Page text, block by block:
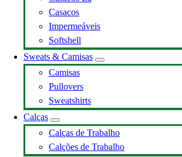
Casacos
Impermeáveis
Softshell
Sweats & Camisas
Camisas
Pullovers
Sweatshirts
Calças
Calças de Trabalho
Calções de Trabalho